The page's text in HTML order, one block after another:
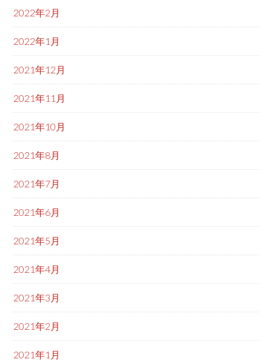
2022年2月
2022年1月
2021年12月
2021年11月
2021年10月
2021年8月
2021年7月
2021年6月
2021年5月
2021年4月
2021年3月
2021年2月
2021年1月